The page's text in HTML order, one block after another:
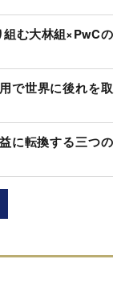
む大林組×PwCの
で世界に後れを取
に転換する三つの